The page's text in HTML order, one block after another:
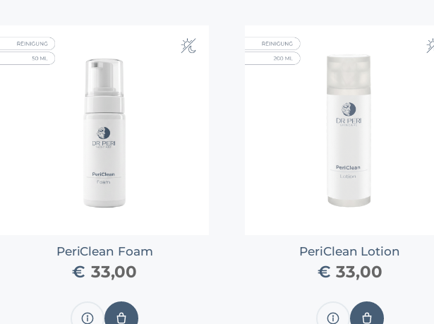
PeriClean Foam
€ 33,00
PeriClean Lotion
€ 33,00